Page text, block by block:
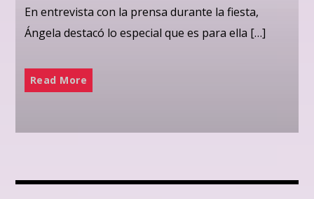
En entrevista con la prensa durante la fiesta,
Ángela destacó lo especial que es para ella […]
Read More